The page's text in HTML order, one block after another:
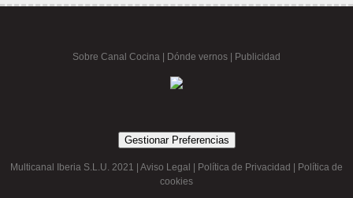
Sobre Canal Cocina Dónde vernos | Publicidad
Gestionar Preferencias
Multicanal Iberia S.L.U. 2021 | Aviso Legal Política de Privacidad
Política de
cookies